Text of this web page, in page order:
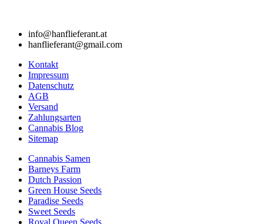
info@hanflieferant.at
hanflieferant@gmail.com
Kontakt
Impressum
Datenschutz
AGB
Versand
Zahlungsarten
Cannabis Blog
Sitemap
Cannabis Samen
Barneys Farm
Dutch Passion
Green House Seeds
Paradise Seeds
Sweet Seeds
Royal Queen Seeds